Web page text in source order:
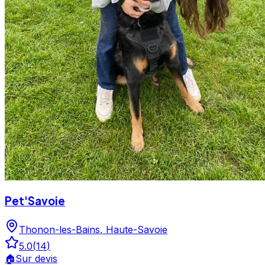
Pet'Savoie
Thonon-les-Bains, Haute-Savoie
5.0(14)
🏠Sur devis